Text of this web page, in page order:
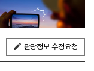
관광정보 수정요청